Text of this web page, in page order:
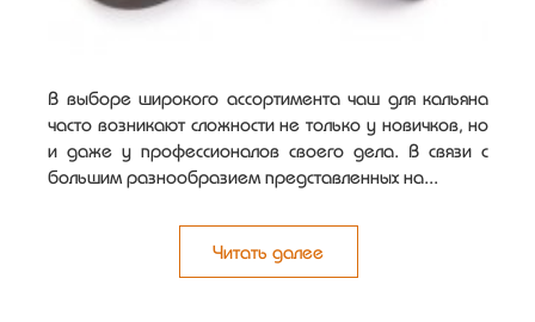
В выборе широкого ассортимента чаш для кальяна
часто возникают сложности не только у новичков, но
и даже у профессионалов своего дела. В связи с
большим разнообразием представленных на...
Читать далее